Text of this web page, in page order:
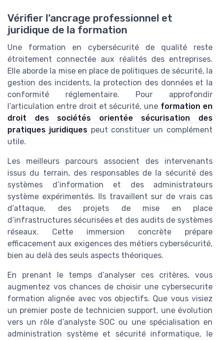
Vérifier l’ancrage professionnel et
juridique de la formation
Une formation en cybersécurité de qualité reste
étroitement connectée aux réalités des entreprises.
Elle aborde la mise en place de politiques de sécurité, la
gestion des incidents, la protection des données et la
conformité réglementaire. Pour approfondir
l’articulation entre droit et sécurité, une formation en
droit des sociétés orientée sécurisation des
pratiques juridiquespeut constituer un complément
utile.
Les meilleurs parcours associent des intervenants
issus du terrain, des responsables de la sécurité des
systèmes d’information et des administrateurs
système expérimentés. Ils travaillent sur de vrais cas
d’attaque, des projets de mise en place
d’infrastructures sécurisées et des audits de systèmes
réseaux. Cette immersion concrète prépare
efficacement aux exigences des métiers cybersécurité,
bien au delà des seuls aspects théoriques.
En prenant le temps d’analyser ces critères, vous
augmentez vos chances de choisir une cybersecurite
formation alignée avec vos objectifs. Que vous visiez
un premier poste de technicien support, une évolution
vers un rôle d’analyste SOC ou une spécialisation en
administration système et sécurité informatique, le